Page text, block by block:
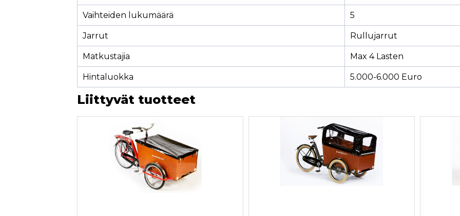
Vaihteiden lukumäärä 5
Jarrut Rullujarrut
Matkustajia Max 4 Lasten
Hintaluokka 5.000-6.000 Euro
Liittyvät tuotteet